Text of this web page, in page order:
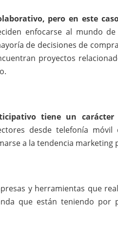
pero en este
enfocarse al mundo
de decisiones de
proyectos
tiene un
desde telefonía
a la tendencia marketing
y herramientas que
que están teniendo por